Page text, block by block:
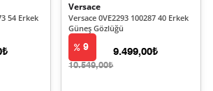
54 Erkek
Versace
Versace 0VE2293 100287 40 Erkek
Güneş Gözlüğü
9
10.549,00₺
9.499,00₺